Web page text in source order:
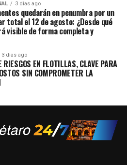
3 días ago
quedarán en penumbra por un
total el 12 de agosto: ¿Desde qué
visible de forma completa y
3 días ago
RIESGOS EN FLOTILLAS, CLAVE PARA
SIN COMPROMETER LA